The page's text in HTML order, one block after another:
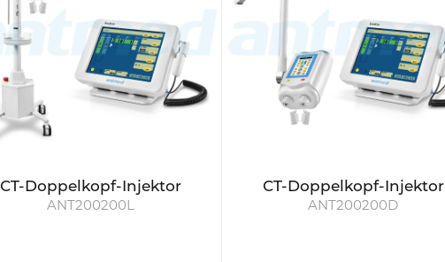
CT-Doppelkopf-Injektor
ANT200200L
CT-Doppelkopf-Injektor
ANT200200D